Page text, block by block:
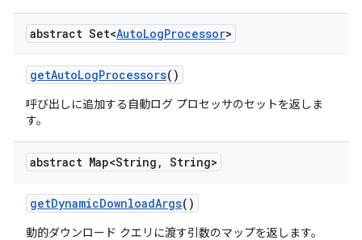
abstract Set<AutoLogProcessor>
getAutoLogProcessors()
呼び出しに追加する自動ログ プロセッサのセットを返しま
す。
abstract Map<String , String>
getDynamicDownloadArgs()
動的ダウンロード クエリに渡す引数のマップを返します。